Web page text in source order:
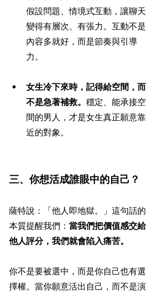
假設問題、情境式互動，讓聊天
變得有層次、有張力。互動不是
內容多就好，而是節奏與引導
力。
女生冷下來時，記得給空間，而
不是急著補救。 穩定、能承接空
間的男人，才是女生真正願意靠
近的對象。
三、你想活成誰眼中的自己？
薩特說：「他人即地獄。」這句話的
本質提醒我們： 當我們把價值感交給
他人評分，我們就會陷入痛苦。
你不是要被選中，而是你自己也有選
擇權。當你願意活出自己，而不是演